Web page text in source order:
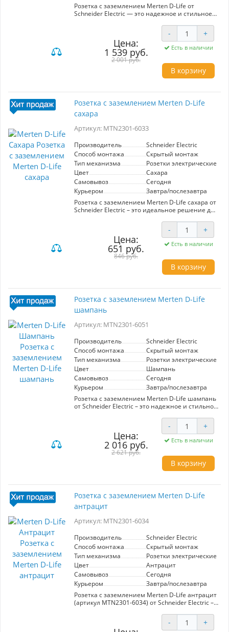
Розетка с заземлением Merten D-Life от
Schneider Electric — это надежное и стильное
MTN2301-6036 выполнен из нержавеющей
стали, что обеспечивает долговечность и
устойчивость к повреждениям. Элегантный
дизайн в сочетании с высококачественными
материалами делает её идеальной для
современных помещений. Основные
характеристики: - Тип: розетка с заземлением -
соответствует европейским требованиям
безопасности Преимущества использования: -
Обеспечивает защиту от электрических ударов
благодаря встроенному заземлению. - Легкий
декоративными рамками Merten. -
повреждениям, что гарантирует долгий срок
службы. Выбор Merten D-Life — это сочетание
безопасности, качества и современного
дизайна для вашего дома или офиса.
Цена:
1 539 руб.
2 001 руб.
- +
Есть в наличии
В корзину
Розетка с заземлением Merten D-Life
сахара
Артикул: MTN2301-6033
Производитель
Schneider Electric
Способ монтажа
Скрытый монтаж
Тип механизма
Розетки электрические
Цвет
Сахара
Самовывоз
Сегодня
Курьером
Завтра/послезавтра
Розетка с заземлением Merten D-Life сахара от
Schneider Electric – это идеальное решение для
вашем доме или офисе. Модель MTN2301-6033
выполнена в стильном дизайне, который
гармонично впишется в любой интерьер.
Главное преимущество этой розетки –
надежная защита от короткого замыкания
благодаря встроенному заземлению, что
делает её особенно актуальной для
влажностью. Высококачественные материалы
гарантируют долговечность и устойчивость к
механическим повреждениям. Установка
розетки проста и не требует специальных
сэкономить время и средства на монтаж.
электрических приборов и современная
эстетика делают Merten D-Life универсальным
выбором для любого пространства.
Цена:
651 руб.
846 руб.
- +
Есть в наличии
В корзину
Розетка с заземлением Merten D-Life
шампань
Артикул: MTN2301-6051
Производитель
Schneider Electric
Способ монтажа
Скрытый монтаж
Тип механизма
Розетки электрические
Цвет
Шампань
Самовывоз
Сегодня
Курьером
Завтра/послезавтра
Розетка с заземлением Merten D-Life шампань
от Schneider Electric – это надежное и стильное
Изготовленная из высококачественных
материалов, она обеспечивает долговечность
и безопасность эксплуатации. Уникальный
дизайн в оттенке шампаня гармонично
впишется в любое помещение, добавляя
изысканности. Розетка оснащена функцией
заземления, что гарантирует защиту от
безопасность подключения электроприборов.
Установка проста и не требует специальных
навыков, что делает ее идеальной для любого
пользователя. Подходит для офисов и жилых
Цена:
2 016 руб.
2 621 руб.
- +
Есть в наличии
В корзину
Розетка с заземлением Merten D-Life
антрацит
Артикул: MTN2301-6034
Производитель
Schneider Electric
Способ монтажа
Скрытый монтаж
Тип механизма
Розетки электрические
Цвет
Антрацит
Самовывоз
Сегодня
Курьером
Завтра/послезавтра
Розетка с заземлением Merten D-Life антрацит
(артикул MTN2301-6034) от Schneider Electric –
дома или офиса. С современным дизайном в
антрацитовой отделке она идеально
- +